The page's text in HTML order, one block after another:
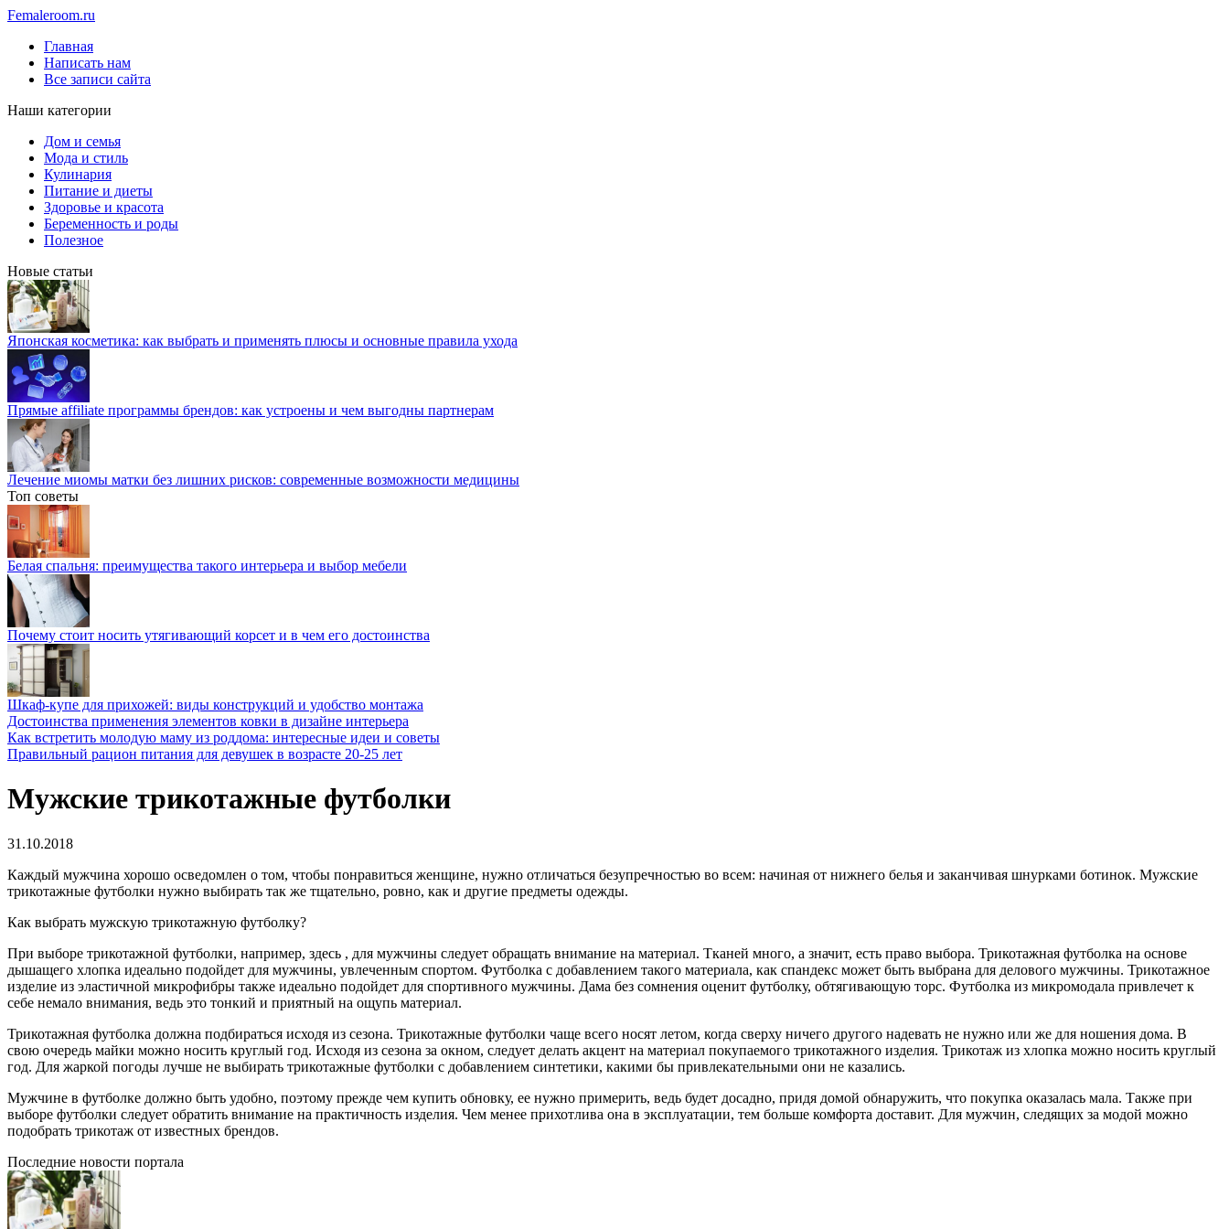
Femaleroom.ru
Главная
Написать нам
Все записи сайта
Наши категории
Дом и семья
Мода и стиль
Кулинария
Питание и диеты
Здоровье и красота
Беременность и роды
Полезное
Новые статьи
Японская косметика: как выбрать и применять плюсы и основные правила ухода
Прямые affiliate программы брендов: как устроены и чем выгодны партнерам
Лечение миомы матки без лишних рисков: современные возможности медицины
Топ советы
Белая спальня: преимущества такого интерьера и выбор мебели
Почему стоит носить утягивающий корсет и в чем его достоинства
Шкаф-купе для прихожей: виды конструкций и удобство монтажа
Достоинства применения элементов ковки в дизайне интерьера
Как встретить молодую маму из роддома: интересные идеи и советы
Правильный рацион питания для девушек в возрасте 20-25 лет
Мужские трикотажные футболки
31.10.2018
Каждый мужчина хорошо осведомлен о том, чтобы понравиться женщине, нужно отличаться безупречностью во всем: начиная от нижнего белья и заканчивая шнурками ботинок. Мужские
трикотажные футболки нужно выбирать так же тщательно, ровно, как и другие предметы одежды.
Как выбрать мужскую трикотажную футболку?
При выборе трикотажной футболки, например, здесь , для мужчины следует обращать внимание на материал. Тканей много, а значит, есть право выбора. Трикотажная футболка на основе
дышащего хлопка идеально подойдет для мужчины, увлеченным спортом. Футболка с добавлением такого материала, как спандекс может быть выбрана для делового мужчины. Трикотажное
изделие из эластичной микрофибры также идеально подойдет для спортивного мужчины. Дама без сомнения оценит футболку, обтягивающую торс. Футболка из микромодала привлечет к
себе немало внимания, ведь это тонкий и приятный на ощупь материал.
Трикотажная футболка должна подбираться исходя из сезона. Трикотажные футболки чаще всего носят летом, когда сверху ничего другого надевать не нужно или же для ношения дома. В
свою очередь майки можно носить круглый год. Исходя из сезона за окном, следует делать акцент на материал покупаемого трикотажного изделия. Трикотаж из хлопка можно носить круглый
год. Для жаркой погоды лучше не выбирать трикотажные футболки с добавлением синтетики, какими бы привлекательными они не казались.
Мужчине в футболке должно быть удобно, поэтому прежде чем купить обновку, ее нужно примерить, ведь будет досадно, придя домой обнаружить, что покупка оказалась мала. Также при
выборе футболки следует обратить внимание на практичность изделия. Чем менее прихотлива она в эксплуатации, тем больше комфорта доставит. Для мужчин, следящих за модой можно
подобрать трикотаж от известных брендов.
Последние новости портала